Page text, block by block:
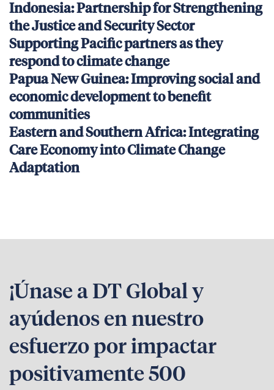
Indonesia: Partnership for Strengthening
the Justice and Security Sector
Supporting Pacific partners as they
respond to climate change
Papua New Guinea: Improving social and
economic development to benefit
communities
Eastern and Southern Africa: Integrating
Care Economy into Climate Change
Adaptation
¡Únase a DT Global y
ayúdenos en nuestro
esfuerzo por impactar
positivamente 500